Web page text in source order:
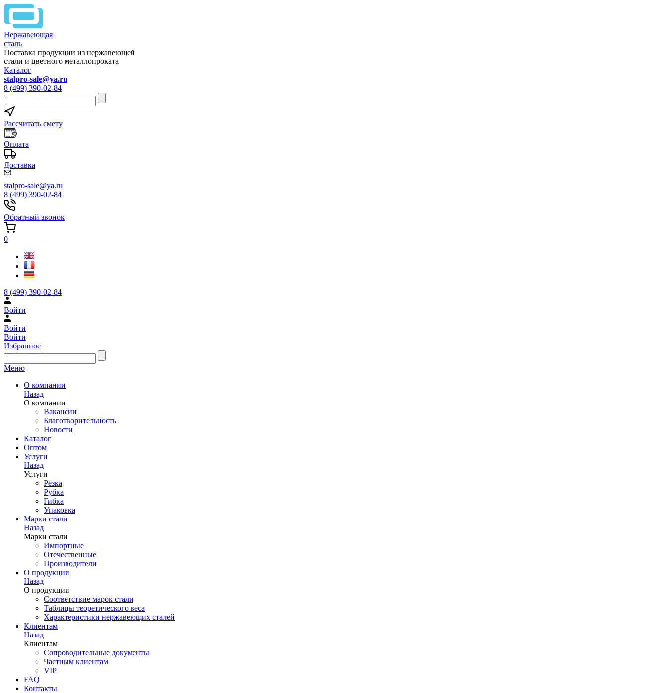
Нержавеющая
сталь
Поставка продукции из нержавеющей
стали и цветного металлопроката
Каталог
stalpro-sale@ya.ru
8 (499) 390-02-84
Рассчитать смету
Оплата
Доставка
stalpro-sale@ya.ru
8 (499) 390-02-84
Обратный звонок
0
8 (499) 390-02-84
Войти
Войти
Войти
Избранное
Меню
О компании
Назад
О компании
Вакансии
Благотворительность
Новости
Каталог
Оптом
Услуги
Назад
Услуги
Резка
Рубка
Гибка
Упаковка
Марки стали
Назад
Марки стали
Импортные
Отечественные
Производители
О продукции
Назад
О продукции
Соответствие марок стали
Таблицы теоретического веса
Характеристики нержавеющих сталей
Клиентам
Назад
Клиентам
Сопроводительные документы
Частным клиентам
VIP
FAQ
Контакты